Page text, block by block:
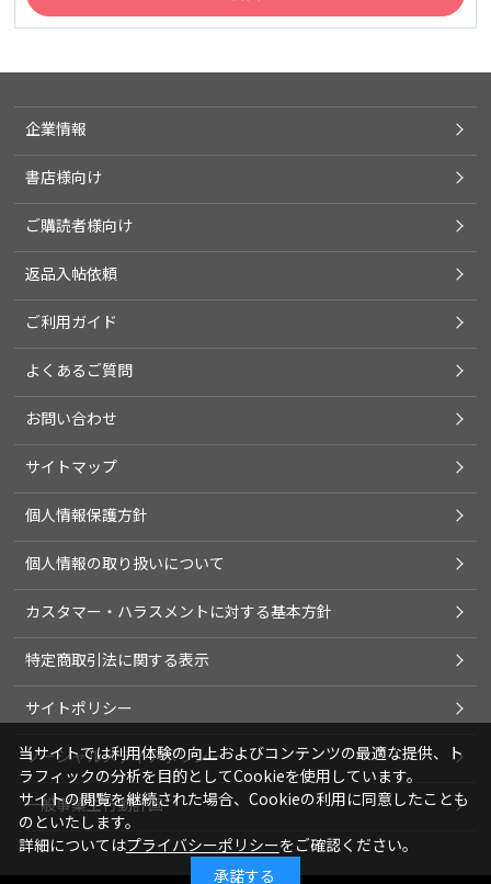
企業情報
書店様向け
ご購読者様向け
返品入帖依頼
ご利用ガイド
よくあるご質問
お問い合わせ
サイトマップ
個人情報保護方針
個人情報の取り扱いについて
カスタマー・ハラスメントに対する基本方針
特定商取引法に関する表示
サイトポリシー
ソーシャルメディアポリシー
一般事業主行動計画
当サイトでは利用体験の向上およびコンテンツの最適な提供、ト
ラフィックの分析を目的としてCookieを使用しています。
サイトの閲覧を継続された場合、Cookieの利用に同意したことも
のといたします。
詳細についてはプライバシーポリシーをご確認ください。
承諾する